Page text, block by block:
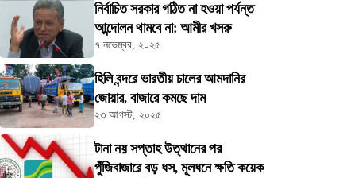
নির্বাচিত সরকার গঠিত না হওয়া পর্যন্ত
আন্দোলন থামবে না: আমীর খসরু
৭ নভেম্বর, ২০২৫
হিলি বন্দরে ভারতীয় চালের আমদানির
জোয়ার, বাজারে কমছে দাম
২৩ আগস্ট, ২০২৫
টানা নয় সপ্তাহ উত্থানের পর
পুঁজিবাজারে বড় ধস, মূলধনে ক্ষতি কয়েক